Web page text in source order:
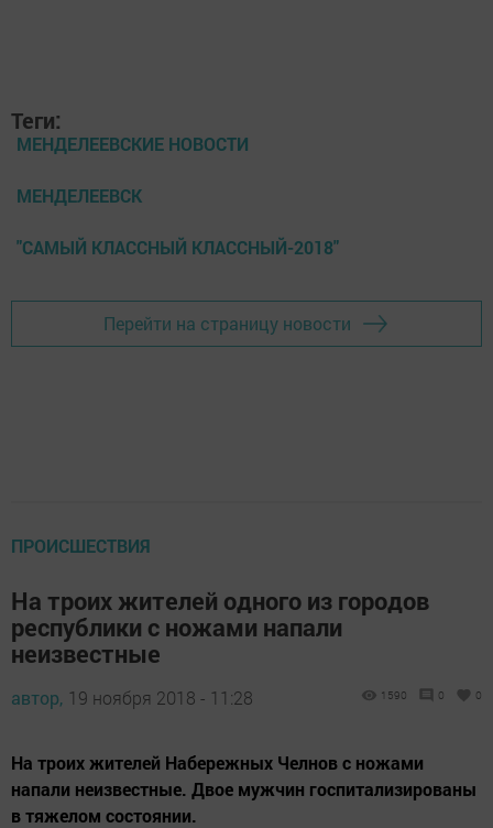
Теги:
МЕНДЕЛЕЕВСКИЕ НОВОСТИ
МЕНДЕЛЕЕВСК
"САМЫЙ КЛАССНЫЙ КЛАССНЫЙ-2018"
Перейти на страницу новости
ПРОИСШЕСТВИЯ
На троих жителей одного из городов
республики с ножами напали
неизвестные
автор, 19 ноября 2018 - 11:28 1590 0 0
На троих жителей Набережных Челнов с ножами
напали неизвестные. Двое мужчин госпитализированы
в тяжелом состоянии.